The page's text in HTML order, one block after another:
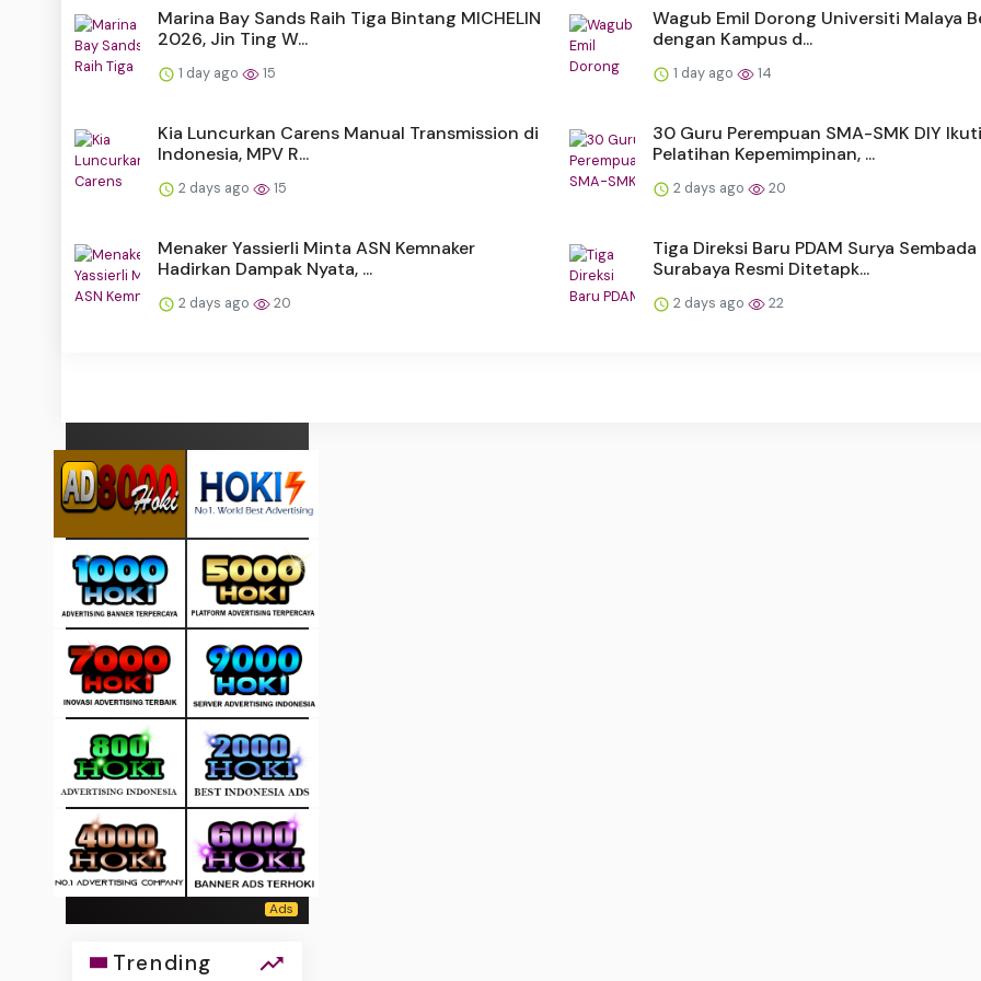
Marina Bay Sands Raih Tiga Bintang MICHELIN
2026, Jin Ting W...
1 day ago 15
Wagub Emil Dorong Universiti Malaya
dengan Kampus d...
1 day ago 14
Kia Luncurkan Carens Manual Transmission di
Indonesia, MPV R...
2 days ago 15
30 Guru Perempuan SMA-SMK DIY Ikuti
Pelatihan Kepemimpinan, ...
2 days ago 20
Menaker Yassierli Minta ASN Kemnaker
Hadirkan Dampak Nyata, ...
2 days ago 20
Tiga Direksi Baru PDAM Surya Sembada
Surabaya Resmi Ditetapk...
2 days ago 22
Trending